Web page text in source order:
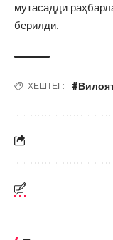
мутасадди
берилди.
ХЕШТЕГ: